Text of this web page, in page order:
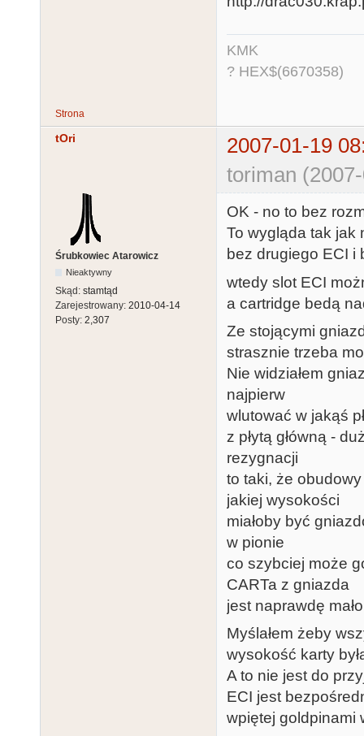
KMK
? HEX$(6670358)
Strona
tOri
2007-01-19
toriman
Śrubkowiec Atarowicz
Nieaktywny
Skąd: stamtąd
Zarejestrowany: 2010-04-14
Posty: 2,307
OK - no to bez
To wygląda tak jak
bez drugiego ECI i
wtedy slot ECI
a cartridge bedą
Ze stojącymi
strasznie trzeba
Nie widziałem
najpierw
wlutować w jakąś
z płytą główną -
rezygnacji
to taki, że
jakiej wysokości
miałoby być
w pionie
co szybciej może
CARTa z gniazda
jest naprawdę
Myślałem żeby
wysokość karty
A to nie jest do
ECI jest
wpiętej goldpinami